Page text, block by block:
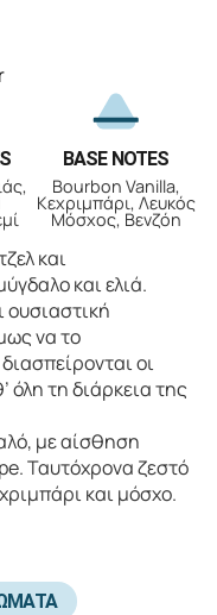
BASE NOTES
Bourbon Vanilla,
Κεχριμπάρι, Λευκός
Μόσχος, Βενζόη
και
και ελιά.
να το
οι
όλη τη διάρκεια της
με αίσθηση
Ταυτόχρονα ζεστό
και μόσχο.